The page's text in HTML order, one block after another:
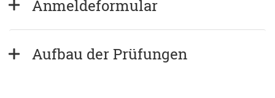
Anmeldeformular
Aufbau der Prüfungen